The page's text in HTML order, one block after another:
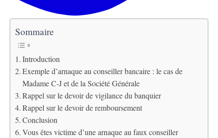
Sommaire
Introduction
Exemple d’arnaque au conseiller bancaire : le cas de
Madame C-J et de la Société Générale
Rappel sur le devoir de vigilance du banquier
Rappel sur le devoir de remboursement
Conclusion
Vous êtes victime d’une arnaque au faux conseiller